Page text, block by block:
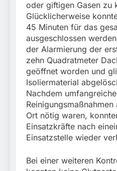
oder giftigen Gasen zu
Glücklicherweise
45 Minuten für das
ausgeschlossen
der Alarmierung der
zehn Quadratmeter
geöffnet worden und
Isoliermaterial
Nachdem umfangreiche
Ort nötig waren,
Einsatzkräfte nach
Einsatzstelle wieder
Bei einer weiteren